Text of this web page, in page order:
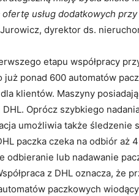
usług dodatkowych
Jurowicz, dyrektor ds.
etapu współpracy
już ponad 600 automatów
klientów. Maszyny
DHL. Oprócz szybkiego
umożliwia także śledzenie
paczka czeka na odbiór aż
odbieranie lub nadawanie
z DHL oznacza, że
paczkowych